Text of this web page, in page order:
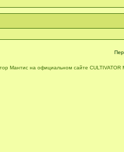
Мантис на официальном сайте CULTIVATOR